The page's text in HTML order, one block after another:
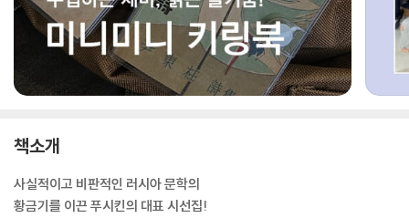
책소개
사실적이고 비판적인 러시아 문학의
황금기를 이끈 푸시킨의 대표 시선집!